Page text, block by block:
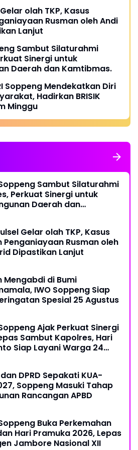
olah TKP, Kasus
Rusman oleh Andi
Lanjut
Sambut Silaturahmi
Sinergi untuk
Daerah dan Kamtibmas.
Soppeng Mendekatkan Diri
Hadirkan BRISIK
Minggu
Sambut Silaturahmi
Perkuat Sinergi untuk
Daerah dan
Gelar olah TKP, Kasus
Penganiayaan Rusman oleh
Dipastikan Lanjut
Mengabdi di Bumi
IWO Soppeng Siap
Spesial 25 Agustus
Ajak Perkuat Sinergi
Sambut Kapolres, Hari
Siap Layani Warga 24
DPRD Sepakati KUA-
Soppeng Masuki Tahap
Rancangan APBD
Buka Perkemahan
Hari Pramuka 2026, Lepas
Jambore Nasional XII